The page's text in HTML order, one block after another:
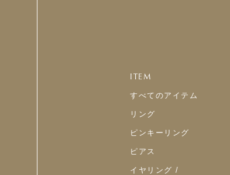
ITEM
すべてのアイテム
リング
ピンキーリング
ピアス
イヤリング /